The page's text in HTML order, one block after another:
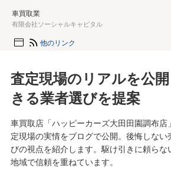
車買取業
有限会社ソーシャルキャピタル
他のリンク
査定現場のリアルを公
きる業者選びを提案
車買取店「ハッピーカーズ大田田園調布店
定現場の実情をブログで公開。後悔しな
びの視点を紹介します。駆け引きに頼らな
地域で信頼を重ねています。